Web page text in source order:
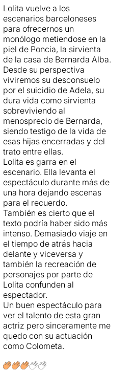
representa tantes i tantes
coses.
Lolita vuelve a los
escenarios barceloneses
para ofrecernos un
monólogo metiendose en la
piel de Poncia, la sirvienta
de la casa de Bernarda Alba.
Desde su perspectiva
viviremos su desconsuelo
por el suicidio de Adela, su
dura vida como sirvienta
sobreviviendo al
menosprecio de Bernarda,
siendo testigo de la vida de
esas hijas encerradas y del
trato entre ellas.
Lolita es garra en el
escenario. Ella levanta el
espectáculo durante más de
una hora dejando escenas
para el recuerdo.
También es cierto que el
texto podría haber sido más
intenso. Demasiado viaje en
el tiempo de atrás hacia
delante y viceversa y
también la recreación de
personajes por parte de
Lolita confunden al
espectador.
Un buen espectáculo para
ver el talento de esta gran
actriz pero sinceramente me
quedo con su actuación
como Colometa.